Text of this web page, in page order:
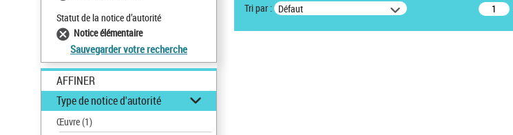
Statut de la notice d’autorité
Notice élémentaire
Sauvegarder votre recherche
AFFINER
Type de notice d'autorité
Œuvre(1)
Tri par : Défaut